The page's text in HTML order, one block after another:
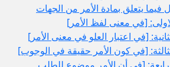
فيما يتعلق بمادة الأمر من الجهات
[في معنى لفظ الأمر]
[في اعتبار العلو في معنى الأمر]
[في كون الأمر حقيقة في الوجوب‏]